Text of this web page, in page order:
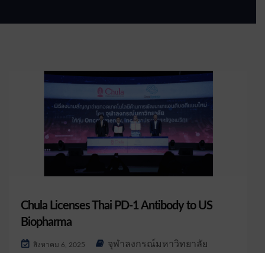
Chula Licenses Thai PD-1 Antibody to US
Biopharma
สิงหาคม 6, 2025 จุฬาลงกรณ์มหาวิทยาลัย